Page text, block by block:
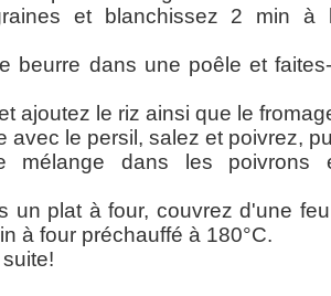
et blanchissez 2 min à
beurre dans une poêle et
ajoutez le riz ainsi que le
avec le persil, salez et poivrez,
mélange dans les
un plat à four, couvrez d'une
à four préchauffé à 180°C.